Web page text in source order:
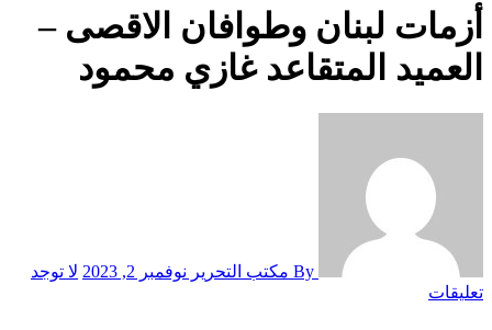
أزمات لبنان وطوافان الاقصى –
العميد المتقاعد غازي محمود
نوفمبر 2, 2023
لا توجد
تعليقات